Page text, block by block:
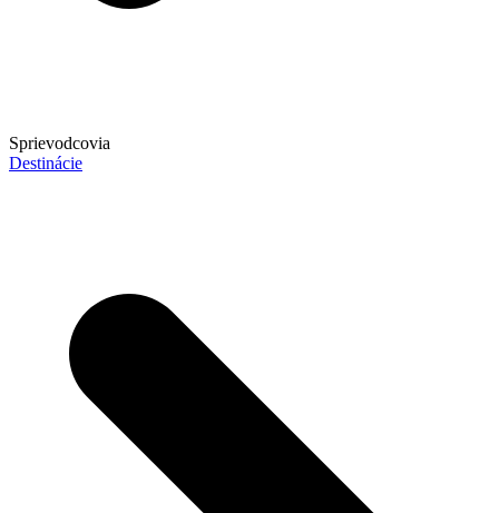
Sprievodcovia
Destinácie